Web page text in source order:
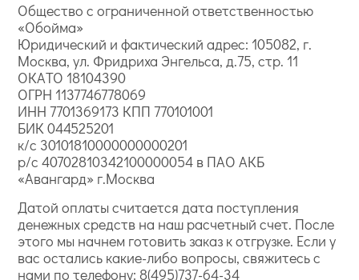
Общество с ограниченной ответственностью
«Обойма»
Юридический и фактический адрес: 105082, г.
Москва, ул. Фридриха Энгельса, д.75, стр. 11
ОКАТО 18104390
ОГРН 1137746778069
ИНН 7701369173 КПП 770101001
БИК 044525201
к/с 30101810000000000201
р/с 40702810342100000054 в ПАО АКБ
«Авангард» г.Москва
Датой оплаты считается дата поступления
денежных средств на наш расчетный счет. После
этого мы начнем готовить заказ к отгрузке. Если у
вас остались какие-либо вопросы, свяжитесь с
нами по телефону: 8(495)737-64-34